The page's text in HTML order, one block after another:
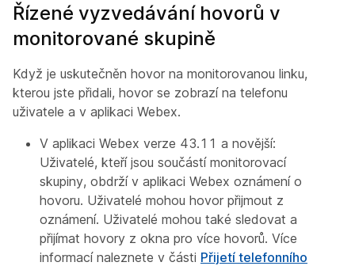
Řízené vyzvedávání hovorů v
monitorované skupině
Když je uskutečněn hovor na monitorovanou linku,
kterou jste přidali, hovor se zobrazí na telefonu
uživatele a v aplikaci Webex.
V aplikaci Webex verze 43.11 a novější:
Uživatelé, kteří jsou součástí monitorovací
skupiny, obdrží v aplikaci Webex oznámení o
hovoru. Uživatelé mohou hovor přijmout z
oznámení. Uživatelé mohou také sledovat a
přijímat hovory z okna pro více hovorů. Více
informací naleznete v části Přijetí telefonního